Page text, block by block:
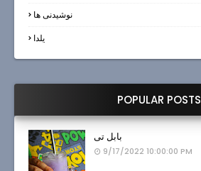
نوشیدنی ها
یلدا
POPULAR POSTS
بابل تی
9/17/2022 10:00:00 PM